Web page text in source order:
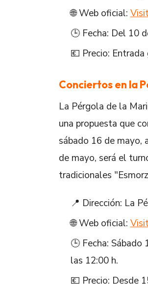
🌐 Web oficial:
🕒 Fecha: Del 10
💶 Precio:
Conciertos en la
La Pérgola de la
una propuesta que
sábado 16 de mayo,
de mayo, será el
tradicionales
📍 Dirección: La
🌐 Web oficial:
🕒 Fecha:
las 12:00 h.
💶 Precio: Desde